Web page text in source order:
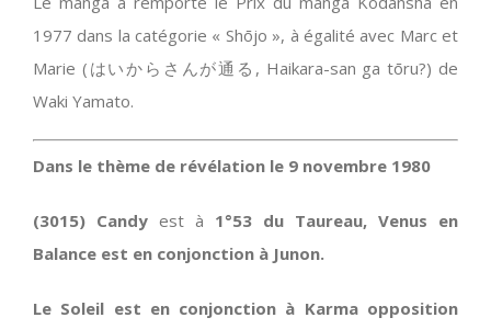
1977 dans la catégorie « Shōjo », à égalité avec Marc et
Marie (はいからさんが通る, Haikara-san ga tōru?) de
Waki Yamato.
Dans le thème de révélation le 9 novembre 1980
(3015) Candy est à 1°53 du Taureau, Venus en
Balance est en conjonction à Junon.
Le Soleil est en conjonction à Karma opposition